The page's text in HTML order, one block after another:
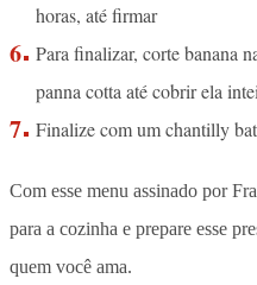
horas, até firmar
Para finalizar, corte banana
panna cotta até cobrir ela
Finalize com um chantilly
Com esse menu assinado por
para a cozinha e prepare esse
quem você ama.